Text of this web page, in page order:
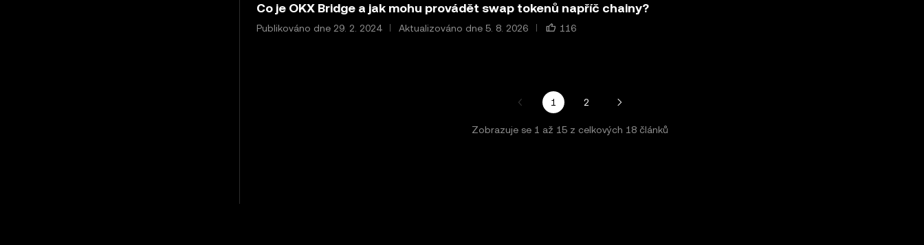
Co je OKX Bridge a jak mohu provádět swap tokenů napříč chainy?
Publikováno dne 29. 2. 2024 Aktualizováno dne 5. 8. 2026 116
1 2
Zobrazuje se 1 až 15z celkových 18článků